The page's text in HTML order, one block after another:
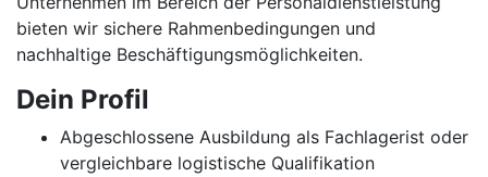
bieten wir sichere Rahmenbedingungen und
nachhaltige Beschäftigungsmöglichkeiten.
Dein Profil
Abgeschlossene Ausbildung als Fachlagerist oder
vergleichbare logistische Qualifikation